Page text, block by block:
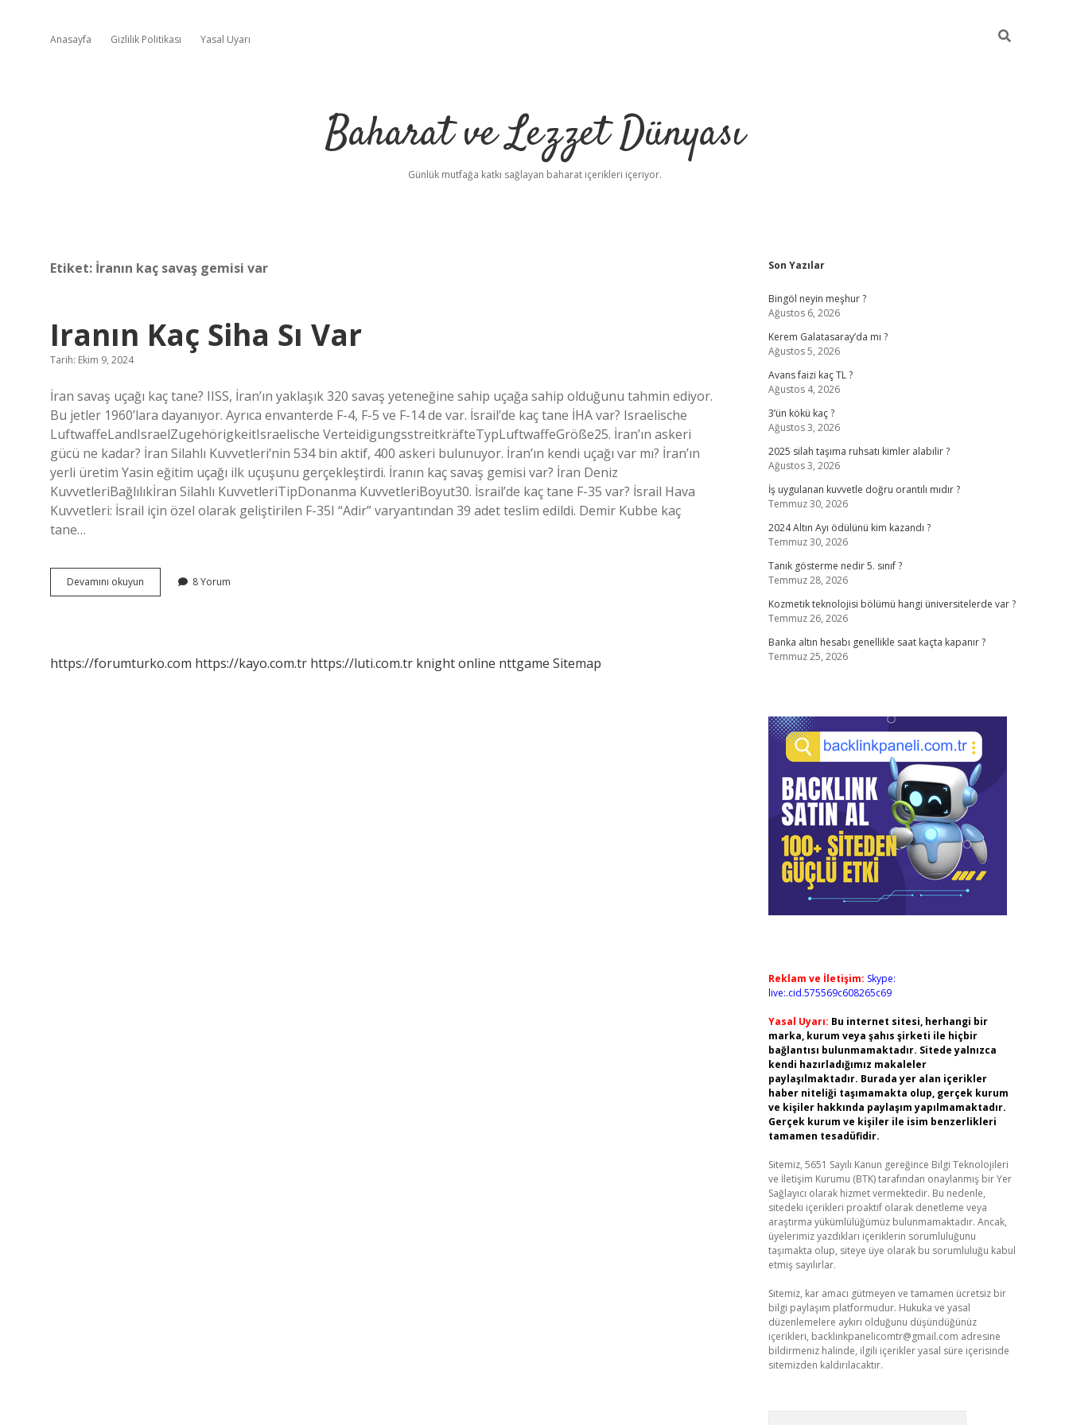
Anasayfa Gizlilik Politikası Yasal Uyarı
Baharat ve Lezzet Dünyası
Günlük mutfağa katkı sağlayan baharat içerikleri içeriyor.
Etiket: İranın kaç savaş gemisi var
Iranın Kaç Siha Sı Var
Tarih: Ekim 9, 2024
İran savaş uçağı kaç tane? IISS, İran’ın yaklaşık 320 savaş yeteneğine sahip uçağa sahip olduğunu tahmin ediyor.
Bu jetler 1960’lara dayanıyor. Ayrıca envanterde F-4, F-5 ve F-14 de var. İsrail’de kaç tane İHA var? Israelische
LuftwaffeLandIsraelZugehörigkeitIsraelische VerteidigungsstreitkräfteTypLuftwaffeGröße25. İran’ın askeri
gücü ne kadar? İran Silahlı Kuvvetleri’nin 534 bin aktif, 400 askeri bulunuyor. İran’ın kendi uçağı var mı? İran’ın
yerli üretim Yasin eğitim uçağı ilk uçuşunu gerçekleştirdi. İranın kaç savaş gemisi var? İran Deniz
KuvvetleriBağlılıkİran Silahlı KuvvetleriTipDonanma KuvvetleriBoyut30. İsrail’de kaç tane F-35 var? İsrail Hava
Kuvvetleri: İsrail için özel olarak geliştirilen F-35I “Adir” varyantından 39 adet teslim edildi. Demir Kubbe kaç
tane…
Devamını okuyun
Kaç
8 Yorum
https://forumturko.com https://kayo.com.tr https://luti.com.tr knight online nttgame Sitemap
Sidebar
Son Yazılar
Bingöl neyin meşhur ?
Ağustos 6, 2026
Kerem Galatasaray’da mı ?
Ağustos 5, 2026
Avans faizi kaç TL ?
Ağustos 4, 2026
3’ün kökü kaç ?
Ağustos 3, 2026
2025 silah taşıma ruhsatı kimler alabilir ?
Ağustos 3, 2026
İş uygulanan kuvvetle doğru orantılı mıdır ?
Temmuz 30, 2026
2024 Altın Ayı ödülünü kim kazandı ?
Temmuz 30, 2026
Tanık gösterme nedir 5. sınıf ?
Temmuz 28, 2026
Kozmetik teknolojisi bölümü hangi üniversitelerde var ?
Temmuz 26, 2026
Banka altın hesabı genellikle saat kaçta kapanır ?
Temmuz 25, 2026
Reklam ve İletişim: Skype:
live:.cid.575569c608265c69
Yasal Uyarı: Bu internet sitesi, herhangi bir
marka, kurum veya şahıs şirketi ile hiçbir
bağlantısı bulunmamaktadır. Sitede yalnızca
kendi hazırladığımız makaleler
paylaşılmaktadır. Burada yer alan içerikler
haber niteliği taşımamakta olup, gerçek kurum
ve kişiler hakkında paylaşım yapılmamaktadır.
Gerçek kurum ve kişiler ile isim benzerlikleri
tamamen tesadüfidir.
Sitemiz, 5651 Sayılı Kanun gereğince Bilgi Teknolojileri
ve İletişim Kurumu (BTK) tarafından onaylanmış bir Yer
Sağlayıcı olarak hizmet vermektedir. Bu nedenle,
sitedeki içerikleri proaktif olarak denetleme veya
araştırma yükümlülüğümüz bulunmamaktadır. Ancak,
üyelerimiz yazdıkları içeriklerin sorumluluğunu
taşımakta olup, siteye üye olarak bu sorumluluğu kabul
etmiş sayılırlar.
Sitemiz, kar amacı gütmeyen ve tamamen ücretsiz bir
bilgi paylaşım platformudur. Hukuka ve yasal
düzenlemelere aykırı olduğunu düşündüğünüz
içerikleri, backlinkpanelicomtr@gmail.com adresine
bildirmeniz halinde, ilgili içerikler yasal süre içerisinde
sitemizden kaldırılacaktır.